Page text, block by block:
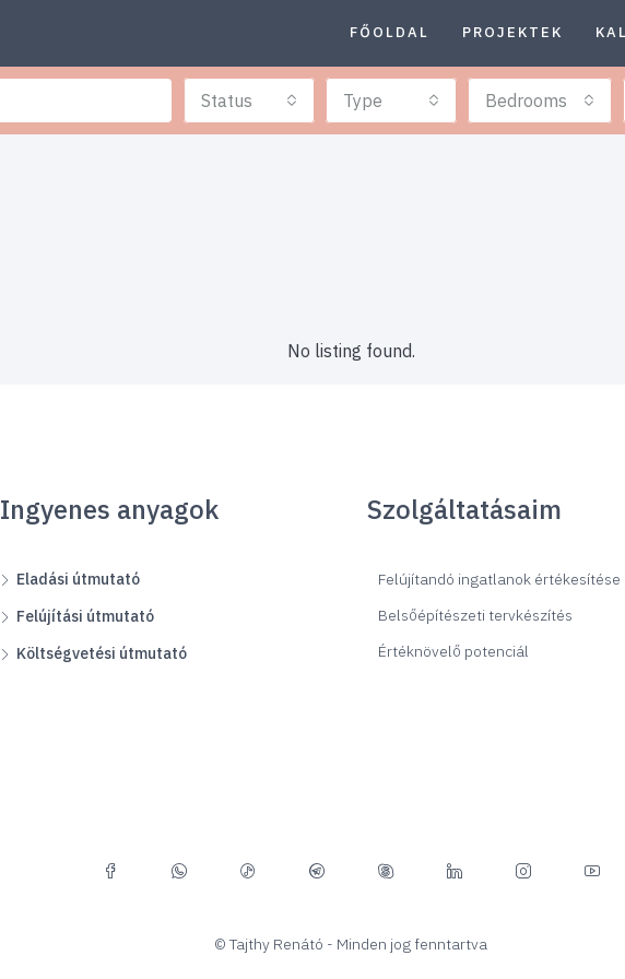
FŐOLDAL PROJEKTEK
Status Type Bedrooms
No listing found.
Ingyenes anyagok
Eladási útmutató
Felújítási útmutató
Költségvetési útmutató
Szolgáltatásaim
Felújítandó ingatlanok értékesítése
Belsőépítészeti tervkészítés
Értéknövelő potenciál
© Tajthy Renátó - Minden jog fenntartva